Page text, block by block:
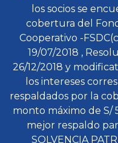
los socios se
cobertura del
Cooperativo -
19/07/2018 ,
26/12/2018 y
los intereses
respaldados por la
monto máximo de S/
mejor respaldo
SOLVENCIA